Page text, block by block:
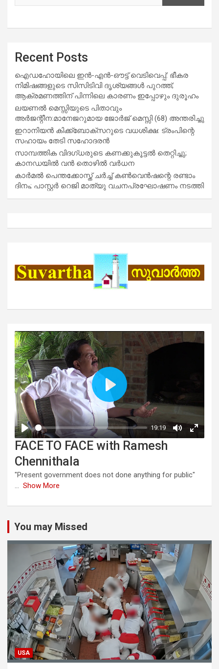
Recent Posts
ഐഡഹോയിലെ ഇൻ-എൻ-ഔട്ട് വെടിവെപ്പ്: ഭീകര
നിമിഷങ്ങളുടെ സിസിടിവി ദൃശ്യങ്ങൾ പുറത്ത്;
ആക്രമണത്തിന് പിന്നിലെ കാരണം ഇപ്പോഴും ദുരൂഹം
ലയണൽ മെസ്സിയുടെ പിതാവും
അർജന്റീന:മാനേജറുമായ ജോർജ് മെസ്സി (68) അന്തരിച്ചു
ഇറാനിയൻ കിക്ക്ബോക്സറുടെ വധശിക്ഷ: ട്രംപിന്റെ
സഹായം തേടി സഹോദരൻ
സാമ്പത്തിക വിദഗ്ധരുടെ കണക്കുകൂട്ടൽ തെറ്റിച്ചു;
കാനഡയിൽ വൻ തൊഴിൽ വർധന
കാർമൽ പെന്തക്കോസ്ത് ചർച്ച് കൺവെൻഷന്റെ രണ്ടാം
ദിനം; പാസ്റ്റർ റെജി മാത്യു വചനപ്രഘോഷണം നടത്തി
FACE TO FACE with Ramesh
Chennithala
"Present government does not done anything for public"
... Show More
You may Missed
USA